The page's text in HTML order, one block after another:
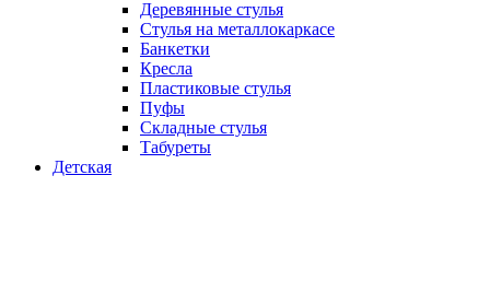
Деревянные стулья
Стулья на металлокаркасе
Банкетки
Кресла
Пластиковые стулья
Пуфы
Складные стулья
Табуреты
Детская